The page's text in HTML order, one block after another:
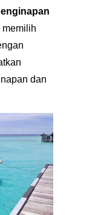
memilih
dan